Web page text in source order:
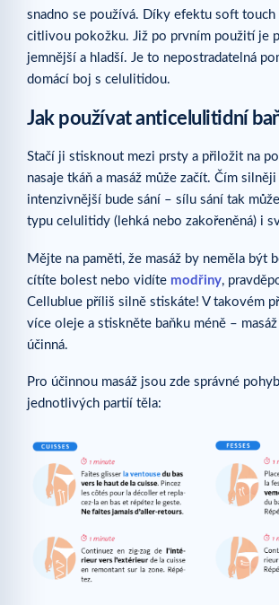
snadno se používá. Díky efektu soft touch
citlivou pokožku. Již po prvním použití je
jemnější a hladší. Je to nepostradatelná
domácí boj s celulitidou.
Jak používat anticelulitidní
Stačí ji stisknout mezi prsty a přiložit na
nasaje tkáň a masáž může začít. Čím
intenzivnější bude sání – sílu sání tak
typu celulitidy (lehká nebo zakořeněná) i
Mějte na paměti, že masáž by neměla být
cítíte bolest nebo vidíte modřiny,
Cellublue příliš silně stiskáte! V takovém
více oleje a stiskněte baňku méně –
účinná.
Pro účinnou masáž jsou zde správné
jednotlivých partií těla: